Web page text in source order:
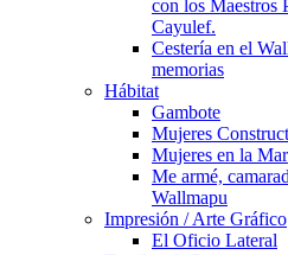
con los Maestros
Cayulef.
Cestería en el
memorias
Hábitat
Gambote
Mujeres
Mujeres en la Mar
Me armé,
Wallmapu
Impresión / Arte Gráfico
El Oficio Lateral